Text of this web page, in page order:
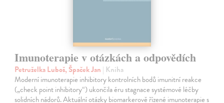
Imunoterapie v otázkách a odpovědích
Petruželka Luboš, Špaček Jan | Kniha
Moderní imunoterapie inhibitory kontrolních bodů imunitní reakce
(„check point inhibitory“) ukončila éru stagnace systémové léčby
solidních nádorů. Aktuální otázky biomarkerově řízené imunoterapie s